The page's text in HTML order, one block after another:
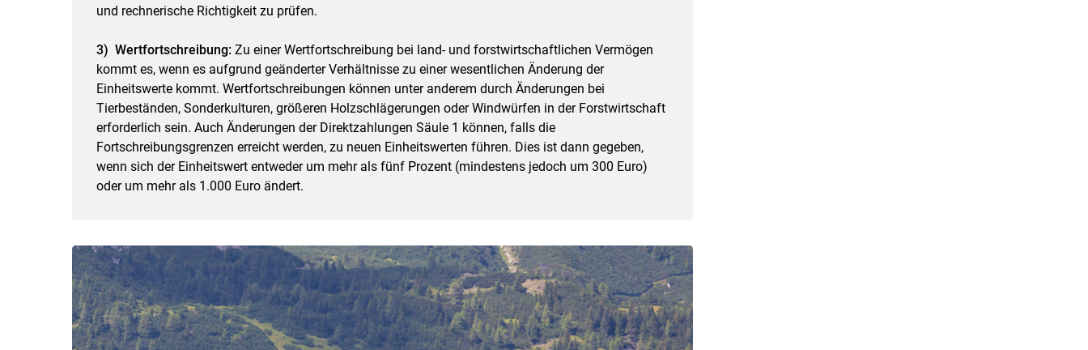
und rechnerische Richtigkeit zu prüfen.
3) Wertfortschreibung: Zu einer Wertfortschreibung bei land- und forstwirtschaftlichen Vermögen
kommt es, wenn es aufgrund geänderter Verhältnisse zu einer wesentlichen Änderung der
Einheitswerte kommt. Wertfortschreibungen können unter anderem durch Änderungen bei
Tierbeständen, Sonderkulturen, größeren Holzschlägerungen oder Windwürfen in der Forstwirtschaft
erforderlich sein. Auch Änderungen der Direktzahlungen Säule 1 können, falls die
Fortschreibungsgrenzen erreicht werden, zu neuen Einheitswerten führen. Dies ist dann gegeben,
wenn sich der Einheitswert entweder um mehr als fünf Prozent (mindestens jedoch um 300 Euro)
oder um mehr als 1.000 Euro ändert.